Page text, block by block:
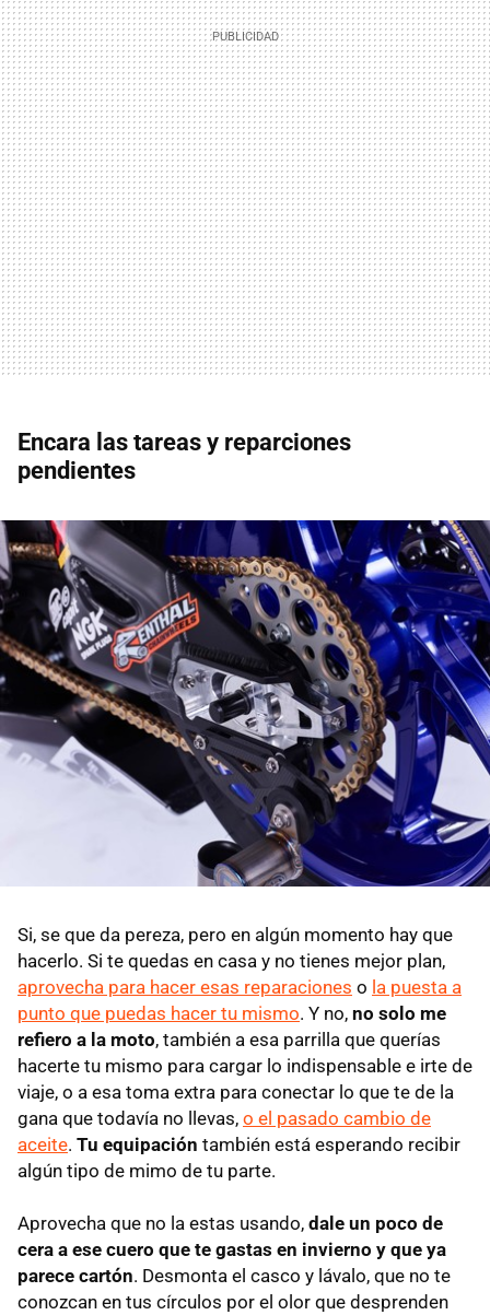
Encara las tareas y reparciones
pendientes
Si, se que da pereza, pero en algún momento hay que
hacerlo. Si te quedas en casa y no tienes mejor plan,
aprovecha para hacer esas reparaciones o la puesta a
punto que puedas hacer tu mismo. Y no, no solo me
refiero a la moto, también a esa parrilla que querías
hacerte tu mismo para cargar lo indispensable e irte de
viaje, o a esa toma extra para conectar lo que te de la
gana que todavía no llevas, o el pasado cambio de
aceite. Tu equipación también está esperando recibir
algún tipo de mimo de tu parte.
Aprovecha que no la estas usando, dale un poco de
cera a ese cuero que te gastas en invierno y que ya
parece cartón. Desmonta el casco y lávalo, que no te
conozcan en tus círculos por el olor que desprenden